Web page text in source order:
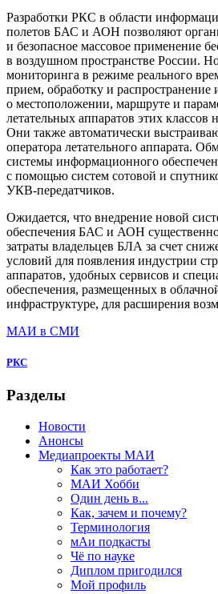
Разработки РКС в области
полетов БАС и АОН позволяют
и безопасное массовое применение
в воздушном пространстве России.
мониторинга в режиме реального
прием, обработку и
о местоположении, маршруте и
летательных аппаратов этих классов
Они также автоматически
оператора летательного аппарата.
системы информационного
с помощью систем сотовой и
УКВ-передатчиков.
Ожидается, что внедрение новой
обеспечения БАС и АОН
затраты владельцев БЛА за счет
условий для появления индустрии
аппаратов, удобных сервисов и
обеспечения, размещенных в
инфраструктуре, для расширения
МАИ в СМИ
РКС
Разделы
Новости
Анонсы
Медиапроекты МАИ
Как это работает?
МАИ Хобби
Один день в...
Как, зачем и почему?
Терминология
мАи подкасты
Чё по науке
Диплом пригодился
Мой профиль